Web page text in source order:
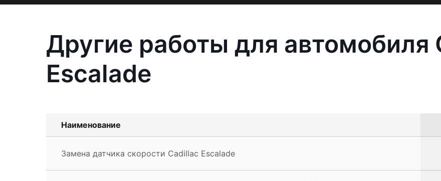
Другие работы для автомобиля
Escalade
Наименование
Замена датчика скорости Cadillac Escalade